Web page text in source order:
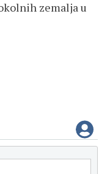
zemalja u